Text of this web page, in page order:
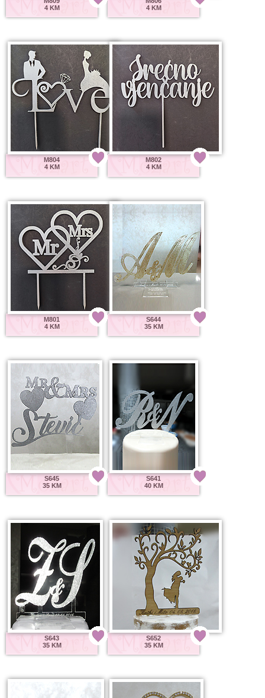
4 KM
4 KM
M804
4 KM
M802
4 KM
M801
4 KM
S644
35 KM
S645
35 KM
S641
40 KM
S643
35 KM
S652
35 KM